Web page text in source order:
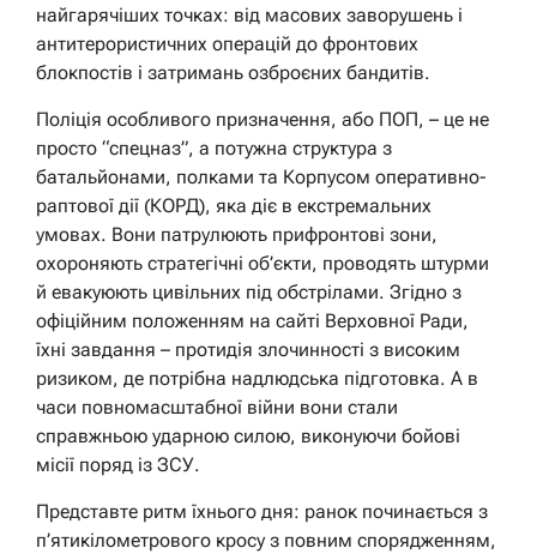
найгарячіших точках: від масових заворушень і
антитерористичних операцій до фронтових
блокпостів і затримань озброєних бандитів.
Поліція особливого призначення, або ПОП, – це не
просто “спецназ”, а потужна структура з
батальйонами, полками та Корпусом оперативно-
раптової дії (КОРД), яка діє в екстремальних
умовах. Вони патрулюють прифронтові зони,
охороняють стратегічні об’єкти, проводять штурми
й евакуюють цивільних під обстрілами. Згідно з
офіційним положенням на сайті Верховної Ради,
їхні завдання – протидія злочинності з високим
ризиком, де потрібна надлюдська підготовка. А в
часи повномасштабної війни вони стали
справжньою ударною силою, виконуючи бойові
місії поряд із ЗСУ.
Представте ритм їхнього дня: ранок починається з
п’ятикілометрового кросу з повним спорядженням,